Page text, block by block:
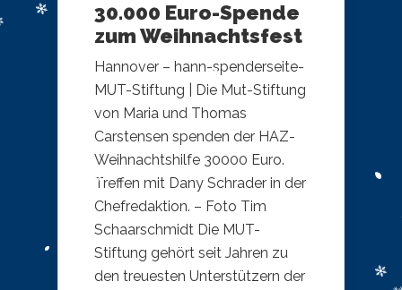
30.000 Euro-Spende
zum Weihnachtsfest
Hannover – hann-spenderseite-
MUT-Stiftung | Die Mut-Stiftung
von Maria und Thomas
Carstensen spenden der HAZ-
Weihnachtshilfe 30000 Euro.
Treffen mit Dany Schrader in der
Chefredaktion. – Foto Tim
Schaarschmidt Die MUT-
Stiftung gehört seit Jahren zu
den treuesten Unterstützern der